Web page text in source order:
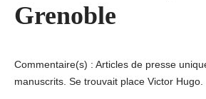
Grenoble
Commentaire(s) : Articles de presse
manuscrits. Se trouvait place Victor Hugo.